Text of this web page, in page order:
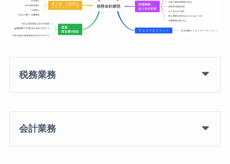
税務業務
会計業務